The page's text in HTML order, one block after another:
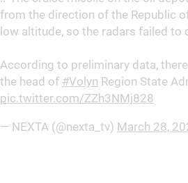
from the direction of the Republic
low altitude, so the radars failed to
According to preliminary data,
the head of #Volyn Region State
pic.twitter.com/ZZh3NMj828
— NEXTA (@nexta_tv) March 28,